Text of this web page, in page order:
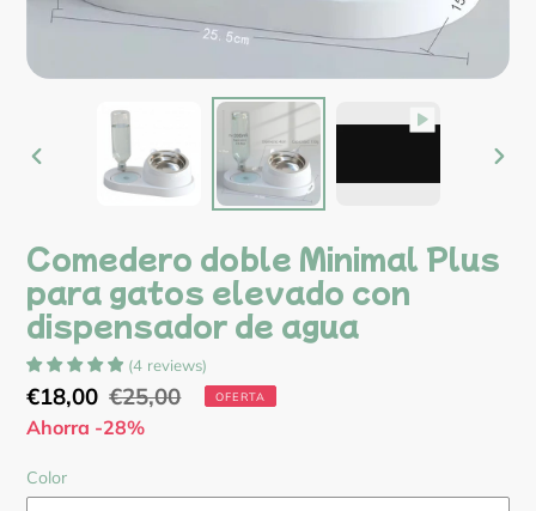
ANTERIOR
DIAPOSITIVA
Comedero doble Minimal Plus
para gatos elevado con
dispensador de agua
(4 reviews)
Precio
de
venta
€18,00 Precio
habitual
€25,00 OFERTA
Ahorra -28%
Color